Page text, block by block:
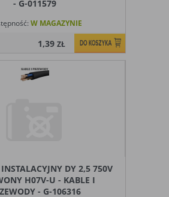
- G-011579
W MAGAZYNIE
1,39ZŁ
DY 2,5 750V
H07V-U - KABLE I
- G-106316